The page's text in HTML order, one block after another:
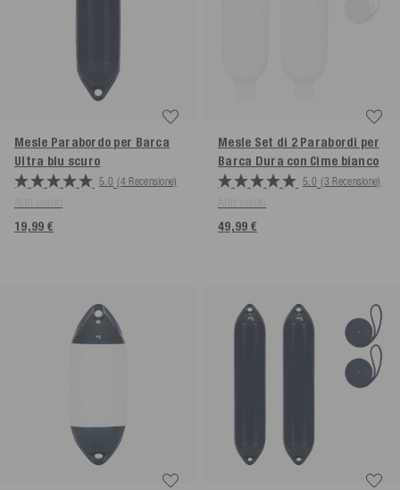
Mesle Parabordo per Barca
Ultra blu scuro
5.0 (4 Recensione)
19,99 €
Mesle Set di 2 Parabordi per
Barca Dura con Cime bianco
5.0 (3 Recensione)
49,99 €